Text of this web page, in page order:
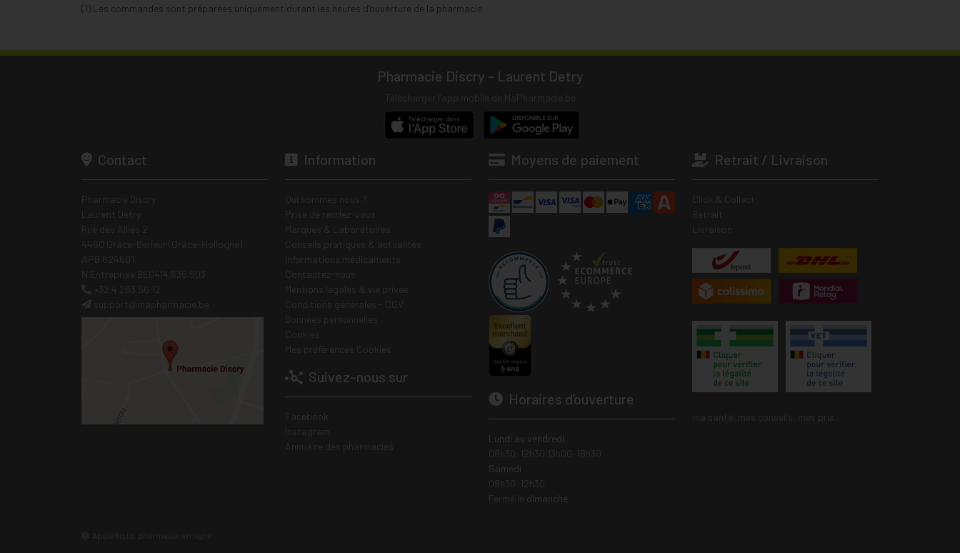
(1) Les commandes sont préparées uniquement durant les heures d’ouverture de la pharmacie.
Pharmacie Discry - Laurent Detry
Contact Information
Suivez-nous sur
Moyens de paiement
Horaires d’ouverture
Lundi au vendredi
Samedi
dimanche
Retrait / Livraison